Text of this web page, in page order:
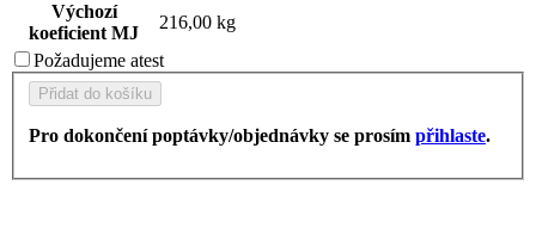
Výchozí
koeficient MJ
216,00 kg
Požadujeme atest
Přidat do košíku
Pro dokončení poptávky/objednávky se prosím přihlaste.